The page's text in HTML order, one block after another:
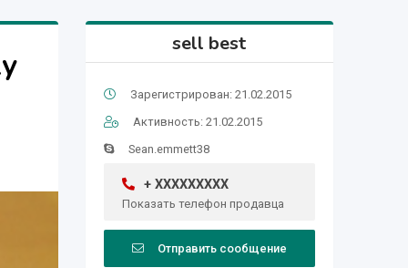
sell best
Зарегистрирован: 21.02.2015
Активность: 21.02.2015
Sean.emmett38
+ XXXXXXXXX
Показать телефон продавца
Отправить сообщение